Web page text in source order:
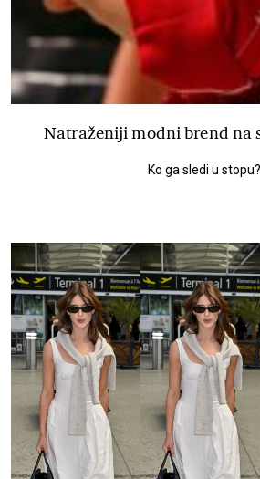
Natraženiji modni brend na
Ko ga sledi u stopu?